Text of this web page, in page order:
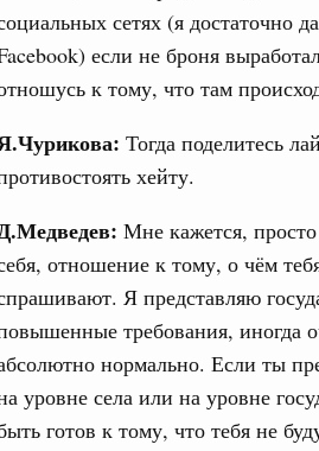
сетях (я достаточно
если не броня
к тому, что там
Тогда поделитесь
хейту.
Мне кажется,
отношение к тому, о чём
Я представляю
требования, иногда
нормально. Если ты
уровне села или на уровне
готов к тому, что тебя не
профессиональный праздник –
8 августа, суббота
политика в сфере
расширило перечень
от НДФЛ
информационных технологий
дал поручения по